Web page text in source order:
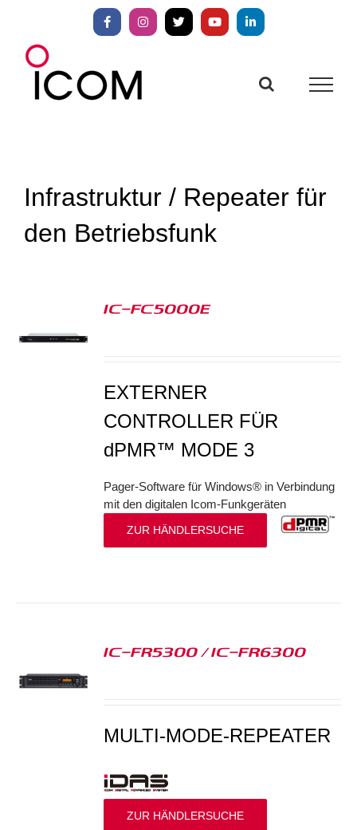
springen
FacebookInstagram
X YouTubeLinkedIn
Infrastruktur / Repeater für
den Betriebsfunk
IC-FC5000E
EXTERNER
CONTROLLER FÜR
dPMR™ MODE 3
Pager-Software für Windows® in Verbindung
mit den digitalen Icom-Funkgeräten
ZUR HÄNDLERSUCHE
IC-FR5300 / IC-FR6300
MULTI-MODE-REPEATER
ZUR HÄNDLERSUCHE